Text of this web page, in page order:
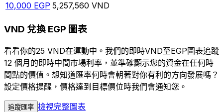
10,000 EGP 5,257,560 VND
VND 兌換 EGP 圖表
看看你的25 VND在運動中。我們的即時VND至EGP圖表追蹤
12 個月的即時中間市場利率，並準確顯示您的資金在任何時
間點的價值。想知道匯率何時會朝著對你有利的方向發展嗎？
設定價格提醒，價格達到目標價位時我們會通知您。
追蹤匯率 檢視完整圖表